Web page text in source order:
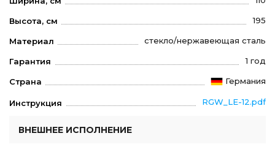
Высота, см 195
Материал стекло/нержавеющая сталь
Гарантия 1 год
Страна Германия
Инструкция RGW_LE-12.pdf
ВНЕШНЕЕ ИСПОЛНЕНИЕ